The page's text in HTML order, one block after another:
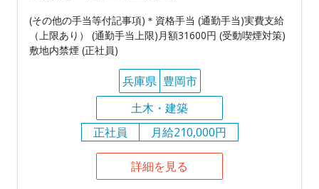
(その他の手当等付記事項)＊資格手当 (通勤手当)実費支給
（上限あり） (通勤手当上限)月額31600円 (受動喫煙対策)
敷地内禁煙 (正社員)
兵庫県 豊岡市
土木・建築
正社員
月給210,000円
詳細を見る